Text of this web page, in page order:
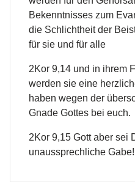
Bekenntnisses zum
die Schlichtheit der
für sie und für alle
2Kor 9,14 und in ihrem
werden sie eine
haben wegen der
Gnade Gottes bei euch.
2Kor 9,15 Gott aber sei
unaussprechliche Gabe!